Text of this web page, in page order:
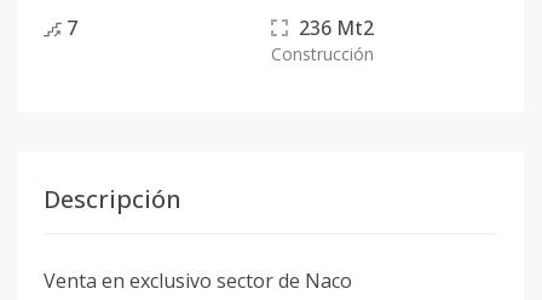
7 236 Mt2
Construcción
Descripción
Venta en exclusivo sector de Naco